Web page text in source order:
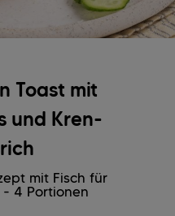
Toast mit
und Kren-
mit Fisch für
4 Portionen